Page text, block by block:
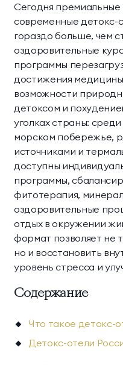
Сегодня премиальные
современные детокс-
гораздо больше, чем
оздоровительные
программы
достижения
возможности
детоксом и
уголках страны:
морском побережье,
источниками и
доступны
программы,
фитотерапия,
оздоровительные
отдых в окружении
формат позволяет не
но и восстановить
уровень стресса и
Содержание
Что такое детокс-
Детокс-отели
Императорские виллы
Семейные виллы
Винные виллы
Президентские